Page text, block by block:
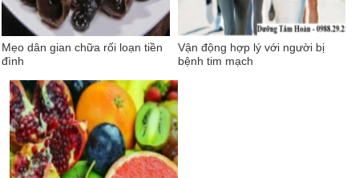
Mẹo dân gian chữa rối loạn tiền
đình
Vận động hợp lý với người bị
bệnh tim mạch